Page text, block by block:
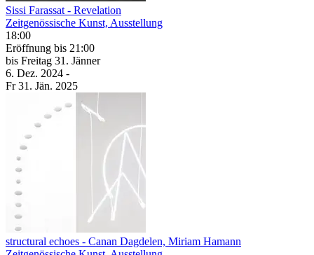
Sissi Farassat - Revelation
Zeitgenössische Kunst, Ausstellung
18:00
Eröffnung bis 21:00
bis Freitag 31. Jänner
6. Dez. 2024 -
Fr31. Jän. 2025
structural echoes - Canan Dagdelen, Miriam Hamann